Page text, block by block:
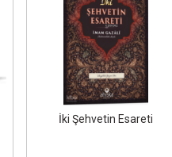
İki Şehvetin Esareti